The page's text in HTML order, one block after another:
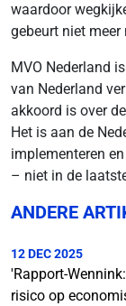
waardoor
gebeurt niet meer
MVO Nederland
van Nederland
akkoord is over
Het is aan de
implementeren
– niet in de
ANDERE
12 DEC 2025
'Rapport-
risico op